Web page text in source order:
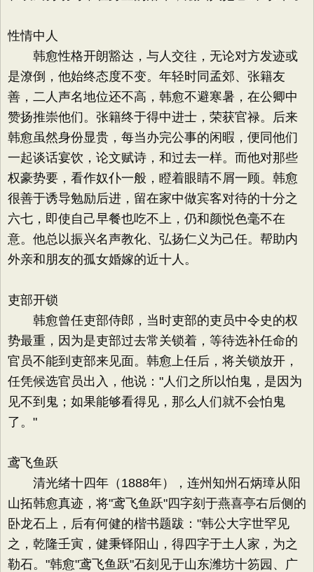
性情中人
韩愈性格开朗豁达，与人交往，无论对方发迹或
是潦倒，他始终态度不变。年轻时同孟郊、张籍友
善，二人声名地位还不高，韩愈不避寒暑，在公卿中
赞扬推崇他们。张籍终于得中进士，荣获官禄。后来
韩愈虽然身份显贵，每当办完公事的闲暇，便同他们
一起谈话宴饮，论文赋诗，和过去一样。而他对那些
权豪势要，看作奴仆一般，瞪着眼睛不屑一顾。韩愈
很善于诱导勉励后进，留在家中做宾客对待的十分之
六七，即使自己早餐也吃不上，仍和颜悦色毫不在
意。他总以振兴名声教化、弘扬仁义为己任。帮助内
外亲和朋友的孤女婚嫁的近十人。
吏部开锁
韩愈曾任吏部侍郎，当时吏部的吏员中令史的权
势最重，因为是吏部过去常关锁着，等待选补任命的
官员不能到吏部来见面。韩愈上任后，将关锁放开，
任凭候选官员出入，他说："人们之所以怕鬼，是因为
见不到鬼；如果能够看得见，那么人们就不会怕鬼
了。"
鸢飞鱼跃
清光绪十四年（1888年），连州知州石炳璋从阳
山拓韩愈真迹，将"鸢飞鱼跃"四字刻于燕喜亭右后侧的
卧龙石上，后有何健的楷书题跋："韩公大字世罕见
之，乾隆壬寅，健秉铎阳山，得四字于土人家，为之
勒石。"韩愈"鸢飞鱼跃"石刻见于山东潍坊十笏园、广